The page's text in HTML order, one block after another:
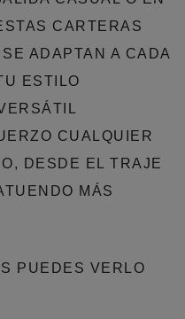
CARTERAS
ADAPTAN A CADA
ESTILO
CUALQUIER
DESDE EL TRAJE
MÁS
PUEDES VERLO